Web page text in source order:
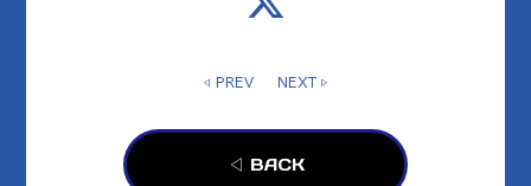
◁ PREV NEXT ▷
◁ BACK